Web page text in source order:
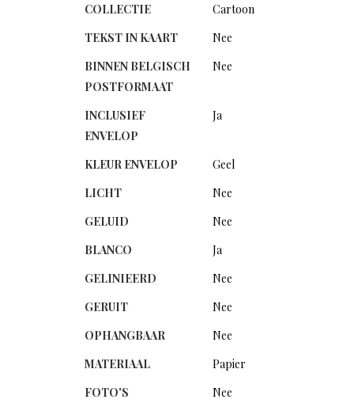
COLLECTIE
Cartoon
TEKST IN KAART
Nee
BINNEN BELGISCH
POSTFORMAAT
Nee
INCLUSIEF
ENVELOP
Ja
KLEUR ENVELOP
Geel
LICHT
Nee
GELUID
Nee
BLANCO
Ja
GELINIEERD
Nee
GERUIT
Nee
OPHANGBAAR
Nee
MATERIAAL
Papier
FOTO'S
Nee